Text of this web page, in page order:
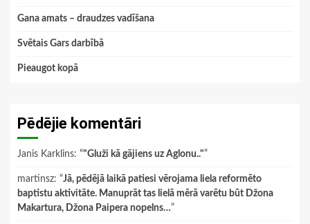
Gana amats – draudzes vadīšana
Svētais Gars darbībā
Pieaugot kopā
Pēdējie komentāri
Janis Karklins: “"Gluži kā gājiens uz Aglonu.."”
martinsz: “Jā, pēdējā laikā patiesi vērojama liela reformēto
baptistu aktivitāte. Manuprāt tas lielā mērā varētu būt Džona
Makartura, Džona Paipera nopelns…”